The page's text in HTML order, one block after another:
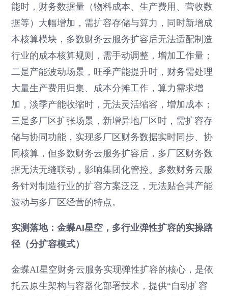
能时，财务数据量（物料成本、生产费用、营收数
据等）大幅增加，需扩容存储与算力，同时新增成
本核算模块，多数财务云服务扩容后无法适配制造
行业的成本核算规则，需手动调整，增加工作量；
二是产能波动场景，旺季产能提升时，财务需处理
大量生产费用归集、成本分摊工作，算力需求增
加，淡季产能收缩时，无法灵活缩容，增加成本；
三是多厂区扩张场景，新增异地厂区时，需扩容存
储与协同功能，实现多厂区财务数据实时同步、协
同核算，但多数财务云服务扩容后，多厂区财务数
据无法无缝联动，影响集团化管控。多数财务云服
务针对制造行业的扩容方案泛泛，无法贴合其产能
波动与多厂区经营的特点。
实测落地：金蝶AI星空，多行业弹性扩容的实操路
径（分扩容模式）
金蝶AI星空财务云服务实现弹性扩容的核心，是依
托云原生架构与容器化部署技术，提供“自动扩容